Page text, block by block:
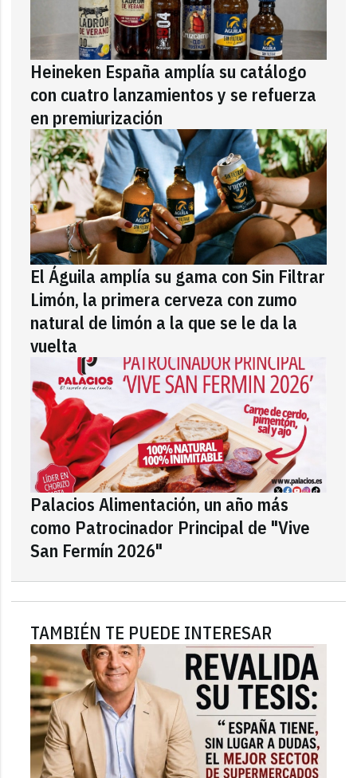
Heineken España amplía su catálogo
con cuatro lanzamientos y se refuerza
en premiurización
El Águila amplía su gama con Sin Filtrar
Limón, la primera cerveza con zumo
natural de limón a la que se le da la
vuelta
Palacios Alimentación, un año más
como Patrocinador Principal de "Vive
San Fermín 2026"
TAMBIÉN TE PUEDE INTERESAR